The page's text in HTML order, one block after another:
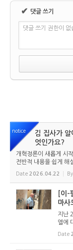
✔ 댓글 쓰기
댓글 쓰기 권한이
notice
김 집사가
엇인가요?
개혁정론이 새롭게 시
전반적 내용을 쉽게 해
로서 여기에 싣는 것은
Date 2026.04.22 By
[이-
마사
지난
엘에
수십
세계
Date